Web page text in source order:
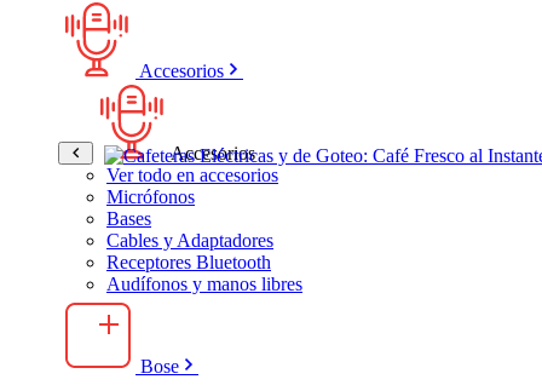
Accesorios
Accesorios
Ver todo en accesorios
Micrófonos
Bases
Cables y Adaptadores
Receptores Bluetooth
Audífonos y manos libres
Bose